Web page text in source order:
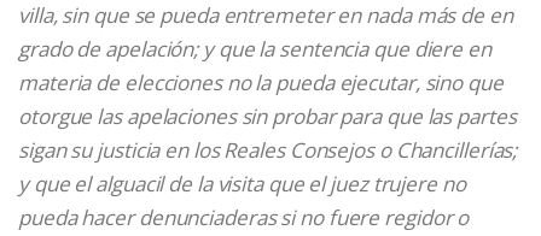
villa, sin que se pueda entremeter en nada más de en
grado de apelación; y que la sentencia que diere en
materia de elecciones no la pueda ejecutar, sino que
otorgue las apelaciones sin probar para que las partes
sigan su justicia en los Reales Consejos o Chancillerías;
y que el alguacil de la visita que el juez trujere no
pueda hacer denunciaderas si no fuere regidor o